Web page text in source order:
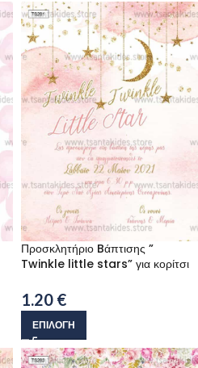
Προσκλητήριο Bάπτισης ”
Twinkle little stars” για κορίτσι
1.20 €
ΕΠΙΛΟΓΉ